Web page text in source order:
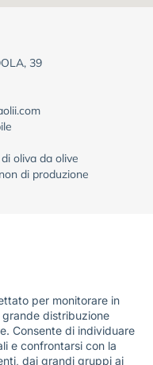
39
oliva da olive
di produzione
per monitorare in
grande distribuzione
Consente di individuare
e confrontarsi con la
dai grandi gruppi ai